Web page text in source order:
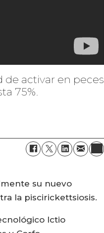
de activar en peces
75%.
su nuevo
la piscirickettsiosis.
Ictio